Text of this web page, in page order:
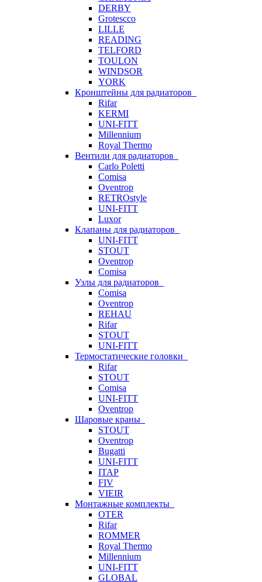
DERBY
Grotescco
LILLE
READING
TELFORD
TOULON
WINDSOR
YORK
Кронштейны для радиаторов
Rifar
KERMI
UNI-FITT
Millennium
Royal Thermo
Вентили для радиаторов
Carlo Poletti
Comisa
Oventrop
RETROstyle
UNI-FITT
Luxor
Клапаны для радиаторов
UNI-FITT
STOUT
Oventrop
Comisa
Узлы для радиаторов
Comisa
Oventrop
REHAU
Rifar
STOUT
UNI-FITT
Термостатические головки
Rifar
STOUT
Comisa
UNI-FITT
Oventrop
Шаровые краны
STOUT
Oventrop
Bugatti
UNI-FITT
ITAP
FIV
VIEIR
Монтажные комплекты
OTER
Rifar
ROMMER
Royal Thermo
Millennium
UNI-FITT
GLOBAL